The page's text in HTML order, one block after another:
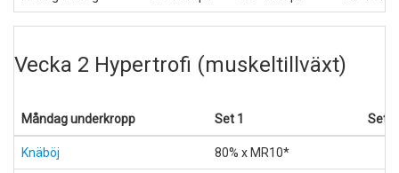
Vecka 2 Hypertrofi (muskeltillväxt)
Måndag underkropp Set 1 Set 2
Knäböj 80% x MR10*